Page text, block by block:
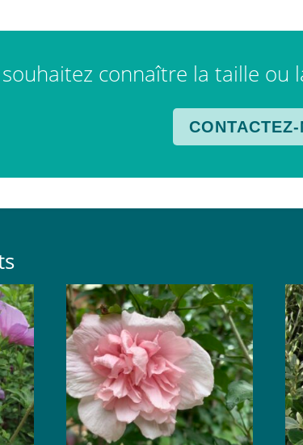
connaître la taille ou
CONTACTEZ-